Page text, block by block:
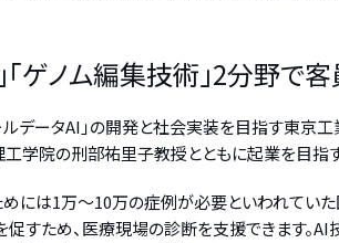
ゲノム編集技術」2分野で
データAI」の開発と社会実装を目指す東
学院の刑部祐里子教授とともに起業を目指
には1万～10万の症例が必要といわれてい
すため、医療現場の診断を支援できます。